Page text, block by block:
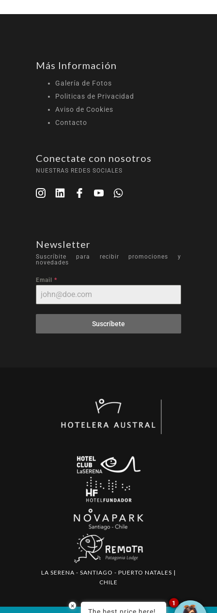
Más Información
Galería de Fotos
Politicas de Privacidad
Aviso de Cookies
Contacto
Conectate con nosotros
NUESTRAS REDES SOCIALES
Newsletter
Suscríbite para recibir promociones y
novedades
Email *
Suscríbete
LA SERENA - SANTIAGO - PUERTO NATALES |
CHILE
× 1